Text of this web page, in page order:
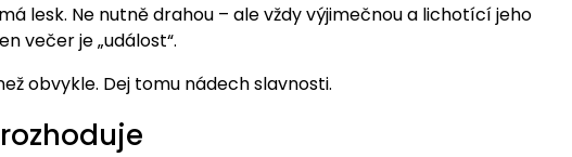
lesk. Ne nutně drahou – ale vždy výjimečnou a lichotící jeho
večer je „událost“.
obvykle. Dej tomu nádech slavnosti.